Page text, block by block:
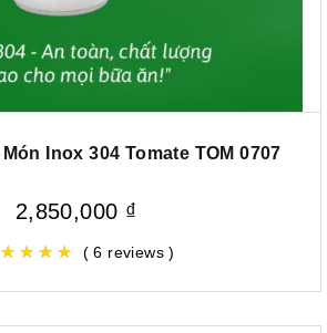
Inox 304 Tomate TOM 0707
2,850,000 ₫
( 6 reviews )